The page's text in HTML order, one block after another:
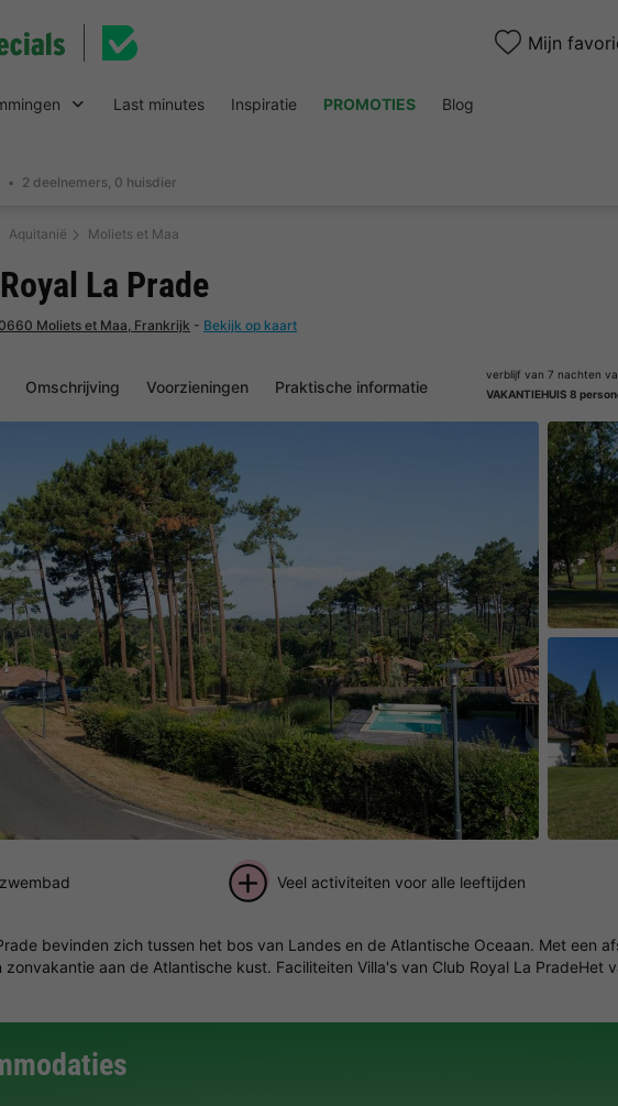
Mijn
Last minutes Inspiratie PROMOTIES Blog
2 deelnemers, 0 huisdier
Aquitanië Moliets et Maa
Omschrijving Voorzieningen Praktische informatie
verblijf van 7 nachten
La Prade
Moliets et Maa, Frankrijk - Bekijk op kaart
foto's
Veel activiteiten voor alle leeftijden
bevinden zich tussen het bos van Landes en de Atlantische Oceaan. Met een
aan de Atlantische kust. Faciliteiten Villa's van Club Royal La PradeHet